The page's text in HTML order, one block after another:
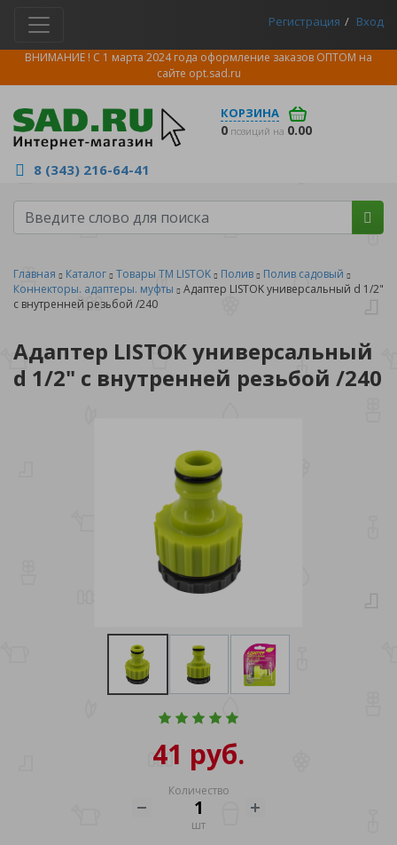
Регистрация Вход
ВНИМАНИЕ ! С 1 марта 2024 года оформление заказов ОПТОМ на
сайте opt.sad.ru
КОРЗИНА
0 позиций на 0.00
8 (343) 216-64-41
Главная Каталог Товары ТМ LISTOK Полив
Полив садовый
Коннекторы. адаптеры. муфты
Адаптер LISTOK универсальный d 1/2"
с внутренней резьбой /240
Адаптер LISTOK универсальный
d 1/2" с внутренней резьбой /240
41 руб.
Количество
шт